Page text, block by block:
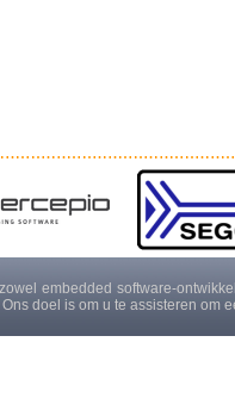
embedded software-
doel is om u te assisteren